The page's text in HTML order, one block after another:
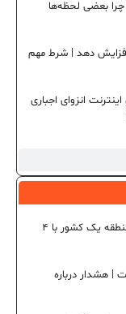
بعضی لحظه‌ها
افزایش دهد | شرط مهم
انزوای اجباری
قهرمانی دختران کردستان در تکواندو نونهالان منطقه یک کشور با ۴
۸۰ ساله شکست | هشدار درباره